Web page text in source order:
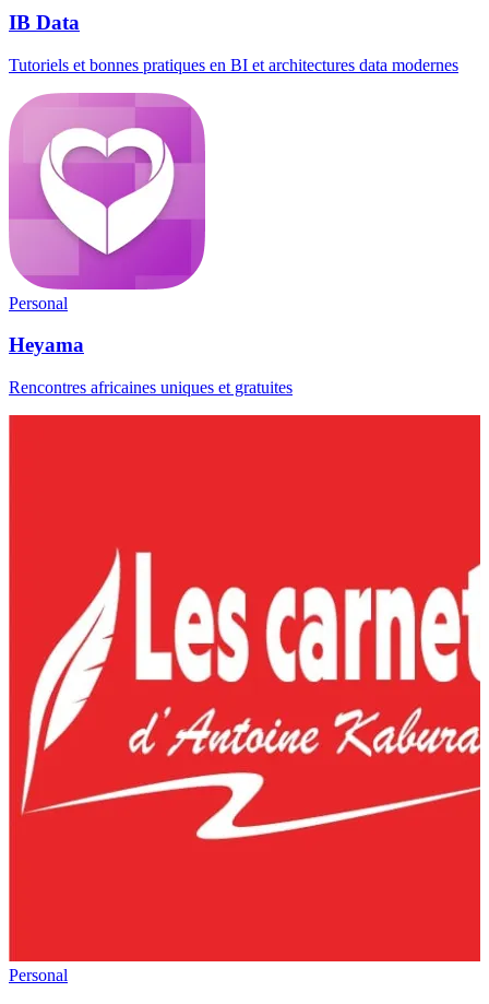
IB Data
Tutoriels et bonnes pratiques en BI et architectures data modernes
Personal
Heyama
Rencontres africaines uniques et gratuites
Personal